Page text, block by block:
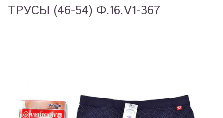
ТРУСЫ (46-54) Ф.16.V1-367